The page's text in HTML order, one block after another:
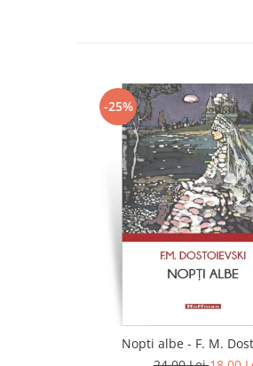
-25%
Nopti albe - F. M.